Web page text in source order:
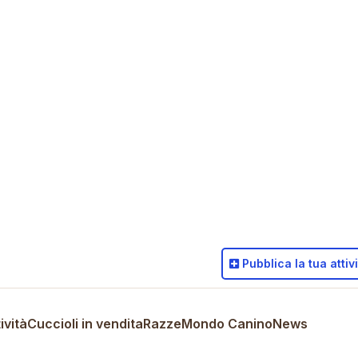
Cuccioli in venditaRazzeMondo CaninoNews
Pubblica la tua